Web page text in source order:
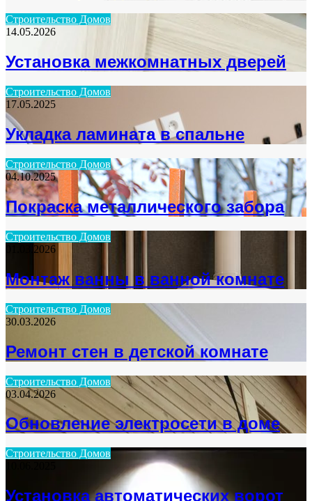
Строительство Домов
14.05.2026
Установка межкомнатных дверей
Строительство Домов
17.05.2025
Укладка ламината в спальне
Строительство Домов
04.10.2025
Покраска металлического забора
Строительство Домов
01.03.2026
Монтаж ванны в ванной комнате
Строительство Домов
30.03.2026
Ремонт стен в детской комнате
Строительство Домов
03.04.2026
Обновление электросети в доме
Строительство Домов
Установка автоматических ворот